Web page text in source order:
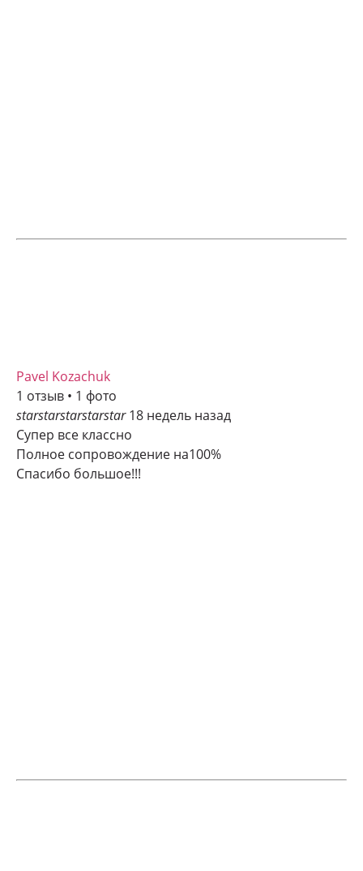
Pavel Kozachuk
1 отзыв • 1 фото
starstarstarstarstar 18 недель назад
Супер все классно
Полное сопровождение на100%
Спасибо большое!!!